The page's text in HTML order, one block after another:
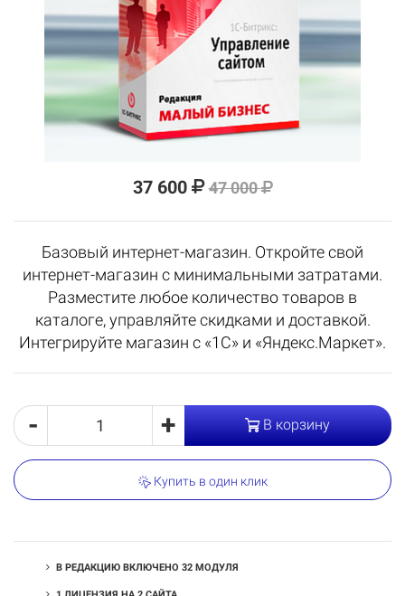
37 600 47 000
Базовый интернет-магазин. Откройте свой
интернет-магазин с минимальными затратами.
Разместите любое количество товаров в
каталоге, управляйте скидками и доставкой.
Интегрируйте магазин с «1С» и «Яндекс.Маркет».
- + В корзину
Купить в один клик
В РЕДАКЦИЮ ВКЛЮЧЕНО 32 МОДУЛЯ